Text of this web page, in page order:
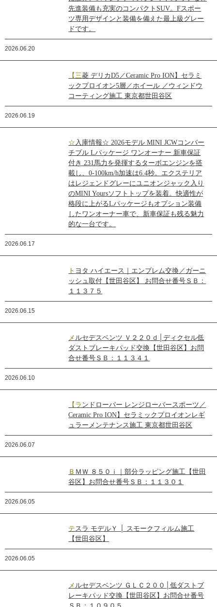
先進装備も充実のコンパクトSUV。Fスポー
ツ専用デザインと装備を備えた最上級グレー
ドです。
2026.06.20
【三菱 デリカD5／Ceramic Pro ION】セラミ
ックプロイオン5層／ホイール ／ウィンドウ
コーティング施工 東京都世田谷区
2026.06.19
☆入庫情報☆ 2026モデル MINI JCWコンバー
チブル Lパッケージ ワンオーナー 新車保証
付き 231馬力を発揮するターボエンジンを搭
載し、0-100km/h加速は6.4秒。エクステリア
はレジェンドグレーにユニオンジャック入り
のMINI Yoursソフトトップを装着。快適性が
格段に上がるLパッケージもオプション装備
したワンオーナー車で、新車保証も残る魅力
的な一台です。
2026.06.17
トヨタ ハイエース｜エンブレム交換／ガーニ
ッシュ取付【世田谷区】 お問合せ番号ＳＢ：
１１３７５
2026.06.15
メルセデスベンツ Ｖ２２０ｄ│ディクセル低
ダストブレーキパッド交換【世田谷区】お問
合せ番号ＳＢ：１１３４１
2026.06.10
【ランドローバー レンジローバースポーツ／
Ceramic Pro ION】セラミックプロイオンレギ
ュラーメンテナンス施工 東京都世田谷区
2026.06.07
ＢＭＷ ８５０ｉ｜部分ラッピング施工【世田
谷区】お問合せ番号ＳＢ：１１３０１
2026.06.05
テスラ モデルＹ │ スモークフィルム施工
【世田谷区】
2026.06.05
メルセデスベンツ ＧＬＣ２００│低ダストブ
レーキパッド交換【世田谷区】お問合せ番号